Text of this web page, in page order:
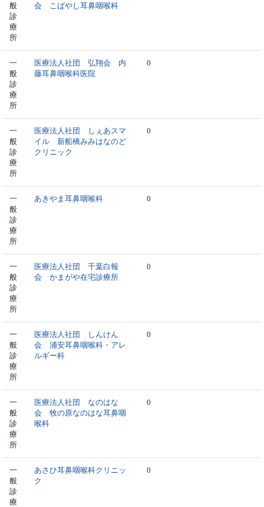
般
診
療
所
会 こばやし耳鼻咽喉科
一
般
診
療
所
医療法人社団 弘翔会 内
藤耳鼻咽喉科医院
0
一
般
診
療
所
医療法人社団 しぇあスマ
イル 新船橋みみはなのど
クリニック
0
一
般
診
療
所
あきやま耳鼻咽喉科 0
一
般
診
療
所
医療法人社団 千葉白報
会 かまがや在宅診療所
0
一
般
診
療
所
医療法人社団 しんけん
会 浦安耳鼻咽喉科・アレ
ルギー科
0
一
般
診
療
所
医療法人社団 なのはな
会 牧の原なのはな耳鼻咽
喉科
0
一
般
診
療
あさひ耳鼻咽喉科クリニッ
ク
0